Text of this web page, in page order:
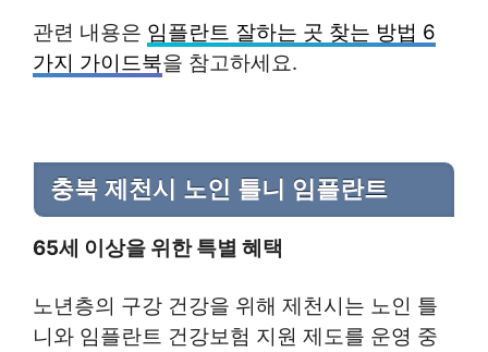
관련 내용은 임플란트 잘하는 곳 찾는 방법 6
가지 가이드북을 참고하세요.
충북 제천시 노인 틀니 임플란트
65세 이상을 위한 특별 혜택
노년층의 구강 건강을 위해 제천시는 노인 틀
니와 임플란트 건강보험 지원 제도를 운영 중